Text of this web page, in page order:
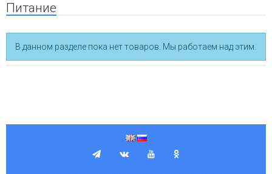
Питание
В данном разделе пока нет товаров. Мы работаем над этим.